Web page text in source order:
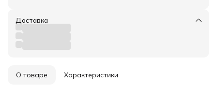
Доставка
О товаре Характеристики